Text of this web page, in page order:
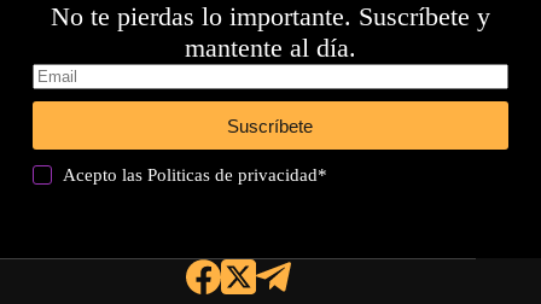
No te pierdas lo importante. Suscríbete y
mantente al día.
Suscríbete
Acepto lasPoliticas de privacidad*